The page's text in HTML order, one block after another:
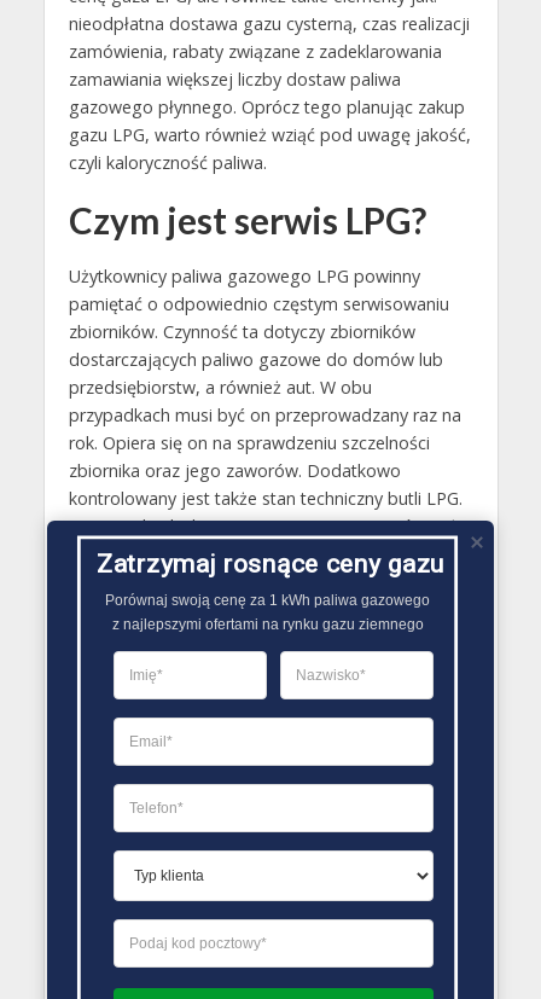
nieodpłatna dostawa gazu cysterną, czas realizacji
zamówienia, rabaty związane z zadeklarowania
zamawiania większej liczby dostaw paliwa
gazowego płynnego. Oprócz tego planując zakup
gazu LPG, warto również wziąć pod uwagę jakość,
czyli kaloryczność paliwa.
Czym jest serwis LPG?
Użytkownicy paliwa gazowego LPG powinny
pamiętać o odpowiednio częstym serwisowaniu
zbiorników. Czynność ta dotyczy zbiorników
dostarczających paliwo gazowe do domów lub
przedsiębiorstw, a również aut. W obu
przypadkach musi być on przeprowadzany raz na
rok. Opiera się on na sprawdzeniu szczelności
zbiornika oraz jego zaworów. Dodatkowo
kontrolowany jest także stan techniczny butli LPG.
W samochodach wymienia się natomiast również
filtry, które są elementem instalacji LPG..
PORÓWNYWARKA OFERT GAZU
Zatrzymaj rosnące ceny gazu
Porównaj swoją cenę za 1 kWh paliwa gazowego
z najlepszymi ofertami na rynku gazu ziemnego